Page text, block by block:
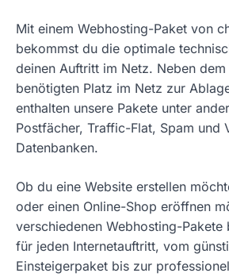
Mit einem Webhosting-Paket von
bekommst du die optimale
deinen Auftritt im Netz. Neben
benötigten Platz im Netz zur
enthalten unsere Pakete unter
Postfächer, Traffic-Flat, Spam und
Datenbanken.
Ob du eine Website erstellen
oder einen Online-Shop eröffnen
verschiedenen Webhosting-Pakete
für jeden Internetauftritt, vom
Einsteigerpaket bis zur